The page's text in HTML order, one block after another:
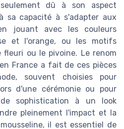
dû à son aspect
sa capacité à s'adapter aux
jouant avec les couleurs
et l'orange, ou les motifs
ou le pivoine. Le renom
France a fait de ces pièces
souvent choisies pour
d'une cérémonie ou pour
sophistication à un look
pleinement l'impact et la
il est essentiel de